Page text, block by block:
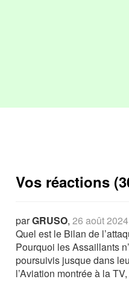
Vos réactions
parGRUSO,26 août
Quel est le Bilan de
Pourquoi les Assaillants
poursuivis jusque dans
l’Aviation montrée à la